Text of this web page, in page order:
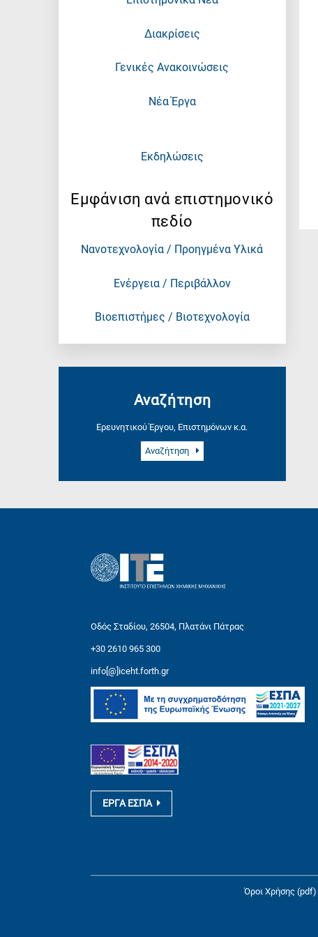
Διακρίσεις
Γενικές Ανακοινώσεις
Νέα Έργα
Εκδηλώσεις
Εμφάνιση ανά επιστημονικό
πεδίο
Νανοτεχνολογία / Προηγμένα Υλικά
Ενέργεια / Περιβάλλον
Βιοεπιστήμες / Βιοτεχνολογία
Αναζήτηση
Ερευνητικού Έργου, Επιστημόνων κ.α.
Αναζήτηση
Οδός Σταδίου, 26504, Πλατάνι Πάτρας
+30 2610 965 300
info[@]iceht.forth.gr
ΕΡΓΑ ΕΣΠΑ
Όροι Χρήσης (pdf)